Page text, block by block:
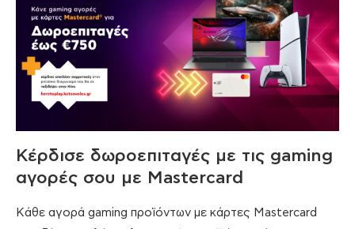
Κέρδισε δωροεπιταγές με τις gaming
αγορές σου με Mastercard
Κάθε αγορά gaming προϊόντων με κάρτες Mastercard